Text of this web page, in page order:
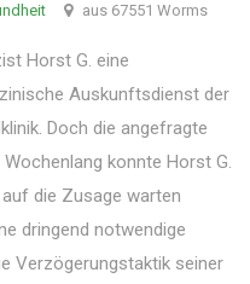
aus 67551 Worms
Horst G. eine
Auskunftsdienst der
Doch die angefragte
konnte Horst G.
die Zusage warten
dringend notwendige
Verzögerungstaktik seiner